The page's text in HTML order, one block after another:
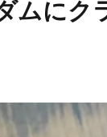
ムにク